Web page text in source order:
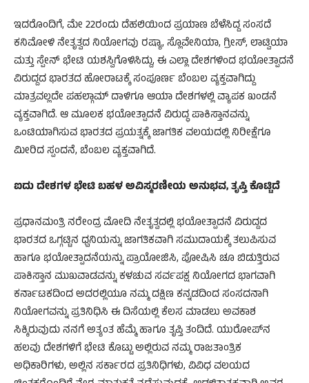
ಇದರೊಂದಿಗೆ, ಮೇ 22ರಂದು ದೆಹಲಿಯಿಂದ ಪ್ರಯಾಣ ಬೆಳೆಸಿದ್ದ ಸಂಸದೆ
ಕನಿಮೋಳಿ ನೇತೃತ್ವದ ನಿಯೋಗವು ರಷ್ಯಾ, ಸ್ಲೊವೇನಿಯಾ, ಗ್ರೀಸ್‌, ಲಾಟ್ವಿಯಾ
ಮತ್ತು ಸ್ಪೇನ್ ಭೇಟಿ ಯಶಸ್ವಿಗೊಳಿಸಿದ್ದು, ಈ ಎಲ್ಲಾ ದೇಶಗಳಿಂದ ಭಯೋತ್ಪಾದನೆ
ವಿರುದ್ದದ ಭಾರತದ ಹೋರಾಟಕ್ಕೆ ಸಂಪೂರ್ಣ ಬೆಂಬಲ ವ್ಯಕ್ತವಾಗಿದ್ದು
ಮಾತ್ರವಲ್ಲದೇ ಪಹಲ್ಗಾಮ್ ದಾಳಿಗೂ ಆಯಾ ದೇಶಗಳಲ್ಲಿ ವ್ಯಾಪಕ ಖಂಡನೆ
ವ್ಯಕ್ತವಾಗಿದೆ. ಆ ಮೂಲಕ ಭಯೋತ್ಪಾದನೆ ವಿರುದ್ಧ ಪಾಕಿಸ್ತಾನವನ್ನು
ಒಂಟಿಯಾಗಿಸುವ ಭಾರತದ ಪ್ರಯತ್ನಕ್ಕೆ ಜಾಗತಿಕ ವಲಯದಲ್ಲಿ ನಿರೀಕ್ಷೆಗೂ
ಮೀರಿದ ಸ್ಪಂದನೆ, ಬೆಂಬಲ ವ್ಯಕ್ತವಾಗಿದೆ.
ಐದು ದೇಶಗಳ ಭೇಟಿ ಬಹಳ ಅವಿಸ್ಮರಣೀಯ ಅನುಭವ, ತೃಪ್ತಿ ಕೊಟ್ಟಿದೆ
ಪ್ರಧಾನಮಂತ್ರಿ ನರೇಂದ್ರ ಮೋದಿ ನೇತೃತ್ವದಲ್ಲಿ ಭಯೋತ್ಪಾದನೆ ವಿರುದ್ದದ
ಭಾರತದ ಒಗ್ಗಟ್ಟಿನ ಧ್ವನಿಯನ್ನು ಜಾಗತಿಕವಾಗಿ ಸಮುದಾಯಕ್ಕೆ ತಲುಪಿಸುವ
ಹಾಗೂ ಭಯೋತ್ಪಾದನೆಯನ್ನು ಪ್ರಾಯೋಜಿಸಿ, ಪೋಷಿಸಿ ಚೂ ಬಿಡುತ್ತಿರುವ
ಪಾಕಿಸ್ತಾನ ಮುಖವಾಡವನ್ನು ಕಳಚುವ ಸರ್ವಪಕ್ಷ ನಿಯೋಗದ ಭಾಗವಾಗಿ
ಕರ್ನಾಟಕದಿಂದ ಅದರಲ್ಲಿಯೂ ನಮ್ಮ ದಕ್ಷಿಣ ಕನ್ನಡದಿಂದ ಸಂಸದನಾಗಿ
ನಿಯೋಗವನ್ನು ಪ್ರತಿನಿಧಿಸಿ ಈ ದಿಸೆಯಲ್ಲಿ ಕೆಲಸ ಮಾಡಲು ಅವಕಾಶ
ಸಿಕ್ಕಿರುವುದು ನನಗೆ ಅತ್ಯಂತ ಹೆಮ್ಮೆ ಹಾಗೂ ತೃಪ್ತಿ ತಂದಿದೆ. ಯುರೋಪ್‌ನ
ಹಲವು ದೇಶಗಳಿಗೆ ಭೇಟಿ ಕೊಟ್ಟು ಅಲ್ಲಿರುವ ನಮ್ಮ ರಾಜತಾಂತ್ರಿಕ
ಅಧಿಕಾರಿಗಳು, ಅಲ್ಲಿನ ಸರ್ಕಾರದ ಪ್ರತಿನಿಧಿಗಳು, ವಿವಿಧ ವಲಯದ